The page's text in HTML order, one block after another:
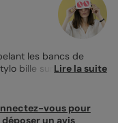
les bancs de
bille sur le cahier,
! Il se distingue par
mais aussi
Lire la suite
vous pour
déposer un avis